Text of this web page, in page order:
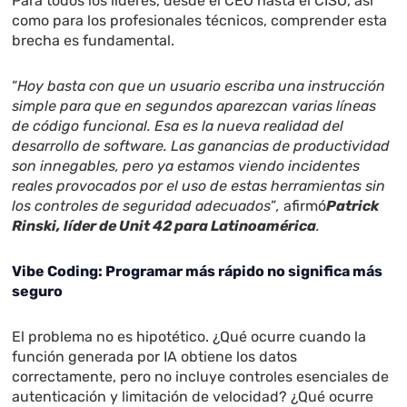
como para los profesionales técnicos, comprender esta
brecha es fundamental.
“Hoy basta con que un usuario escriba una instrucción
simple para que en segundos aparezcan varias líneas
de código funcional. Esa es la nueva realidad del
desarrollo de software. Las ganancias de productividad
son innegables, pero ya estamos viendo incidentes
reales provocados por el uso de estas herramientas sin
los controles de seguridad adecuados”, afirmóPatrick
Rinski, líder de Unit 42 para Latinoamérica.
Vibe Coding: Programar más rápido no significa más
seguro
El problema no es hipotético. ¿Qué ocurre cuando la
función generada por IA obtiene los datos
correctamente, pero no incluye controles esenciales de
autenticación y limitación de velocidad? ¿Qué ocurre